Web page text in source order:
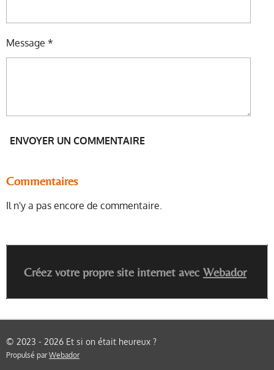
Message *
ENVOYER UN COMMENTAIRE
Commentaires
Il n'y a pas encore de commentaire.
Créez votre propre site internet avec Webador
© 2023 - 2026 Et si on était heureux ?
Propulsé parWebador